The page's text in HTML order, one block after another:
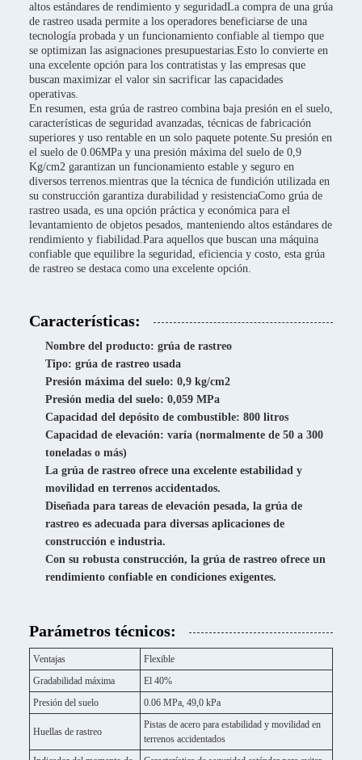
altos estándares de rendimiento y seguridadLa compra de una grúa
de rastreo usada permite a los operadores beneficiarse de una
tecnología probada y un funcionamiento confiable al tiempo que
se optimizan las asignaciones presupuestarias.Esto lo convierte en
una excelente opción para los contratistas y las empresas que
buscan maximizar el valor sin sacrificar las capacidades
operativas.
En resumen, esta grúa de rastreo combina baja presión en el suelo,
características de seguridad avanzadas, técnicas de fabricación
superiores y uso rentable en un solo paquete potente.Su presión en
el suelo de 0.06MPa y una presión máxima del suelo de 0,9
Kg/cm2 garantizan un funcionamiento estable y seguro en
diversos terrenos.mientras que la técnica de fundición utilizada en
su construcción garantiza durabilidad y resistenciaComo grúa de
rastreo usada, es una opción práctica y económica para el
levantamiento de objetos pesados, manteniendo altos estándares de
rendimiento y fiabilidad.Para aquellos que buscan una máquina
confiable que equilibre la seguridad, eficiencia y costo, esta grúa
de rastreo se destaca como una excelente opción.
Características:
Nombre del producto: grúa de rastreo
Tipo: grúa de rastreo usada
Presión máxima del suelo: 0,9 kg/cm2
Presión media del suelo: 0,059 MPa
Capacidad del depósito de combustible: 800 litros
Capacidad de elevación: varía (normalmente de 50 a 300
toneladas o más)
La grúa de rastreo ofrece una excelente estabilidad y
movilidad en terrenos accidentados.
Diseñada para tareas de elevación pesada, la grúa de
rastreo es adecuada para diversas aplicaciones de
construcción e industria.
Con su robusta construcción, la grúa de rastreo ofrece un
rendimiento confiable en condiciones exigentes.
Parámetros técnicos:
Ventajas
Flexible
Gradabilidad máxima
El 40%
Presión del suelo
0.06 MPa, 49,0 kPa
Huellas de rastreo
Pistas de acero para estabilidad y movilidad en
terrenos accidentados